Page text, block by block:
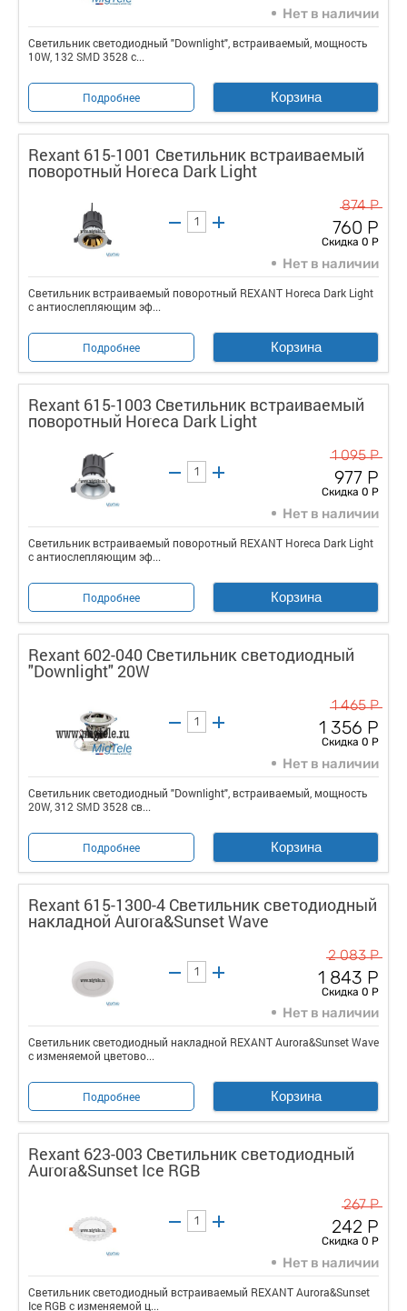
Нет в наличии
Светильник светодиодный "Downlight", встраиваемый, мощность
10W, 132 SMD 3528 с...
Подробнее Корзина
Rexant 615-1001 Светильник встраиваемый
поворотный Horeca Dark Light
874 Р
760 Р
Скидка 0 Р
Нет в наличии
Светильник встраиваемый поворотный REXANT Horeca Dark Light
с антиослепляющим эф...
Подробнее Корзина
Rexant 615-1003 Светильник встраиваемый
поворотный Horeca Dark Light
1 095 Р
977 Р
Скидка 0 Р
Нет в наличии
Светильник встраиваемый поворотный REXANT Horeca Dark Light
с антиослепляющим эф...
Подробнее Корзина
Rexant 602-040 Светильник светодиодный
"Downlight" 20W
1 465 Р
1 356 Р
Скидка 0 Р
Нет в наличии
Светильник светодиодный "Downlight", встраиваемый, мощность
20W, 312 SMD 3528 св...
Подробнее Корзина
Rexant 615-1300-4 Светильник светодиодный
накладной Aurora&Sunset Wave
2 083 Р
1 843 Р
Скидка 0 Р
Нет в наличии
Светильник светодиодный накладной REXANT Aurora&Sunset Wave
с изменяемой цветово...
Подробнее Корзина
Rexant 623-003 Светильник светодиодный
Aurora&Sunset Ice RGB
267 Р
242 Р
Скидка 0 Р
Нет в наличии
Светильник светодиодный встраиваемый REXANT Aurora&Sunset
Ice RGB с изменяемой ц...